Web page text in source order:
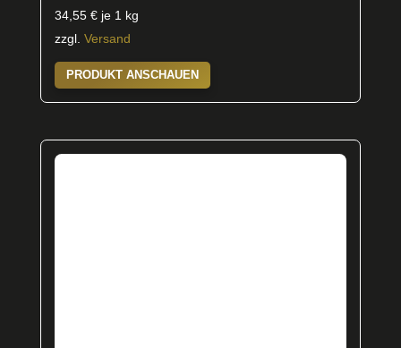
34,55 €je 1 kg
zzgl. Versand
PRODUKT ANSCHAUEN